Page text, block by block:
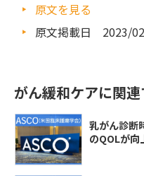
原文を見る
原文掲載日 2023/
がん緩和ケアに関
乳がん診断
のQOLが向